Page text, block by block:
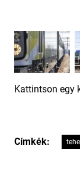
Kattintson egy
Címkék: